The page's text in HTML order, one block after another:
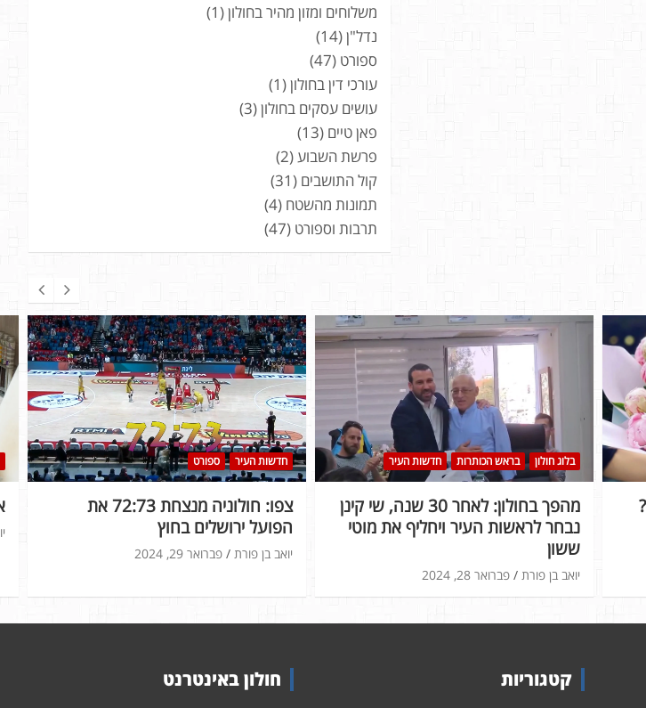
משלוחים ומזון מהיר בחולון(1)
נדל"ן(14)
ספורט (47)
עורכי דין בחולון(1)
עושים עסקים בחולון(3)
פאן טיים (13)
פרשת השבוע (2)
קול התושבים (31)
תמונות מהשטח (4)
תרבות וספורט (47)
בלוג חולון בראש הכותרות חדשות העיר
מהפך בחולון: לאחר 30 שנה, שי קינן
נבחר לראשות העיר ויחליף את מוטי
ששון
אינדקס עסקים
רוצים להזמין משלוח פרחים לחולון?
הזמינו זר פרחים לכל אירוע
יואב בן פורת
קטגוריות חולון באינטרנט